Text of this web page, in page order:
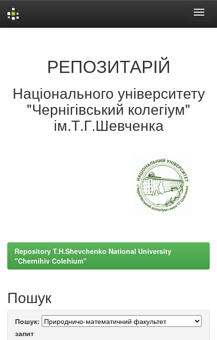
РЕПОЗИТАРІЙ
Національного університету
"Чернігівський колегіум"
ім.Т.Г.Шевченка
Repository T.H.Shevchenko National University
"Chernihiv Colehium"
Пошук
Пошук:
запит